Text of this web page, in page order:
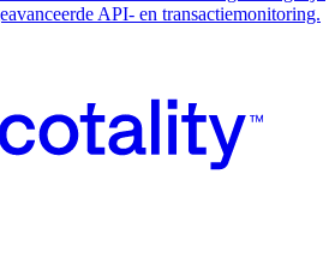
API- en transactiemonitoring.